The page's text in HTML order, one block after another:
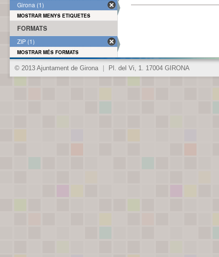
Girona (1)
MOSTRAR MENYS ETIQUETES
FORMATS
ZIP (1)
MOSTRAR MÉS FORMATS
© 2013 Ajuntament de Girona Pl. del Vi, 1. 17004 GIRONA